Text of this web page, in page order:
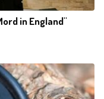
in England"